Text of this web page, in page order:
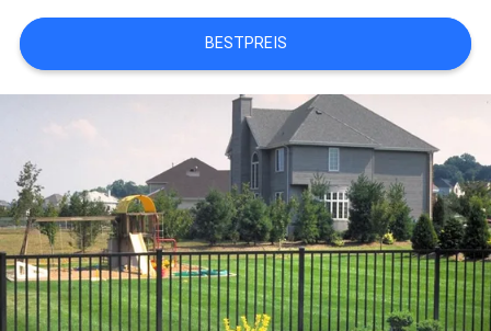
EIN
ZITAT
NACHRICHTEN
BESTPREIS